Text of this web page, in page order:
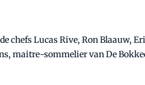
Lucas Rive, Ron Blaauw,
maitre-sommelier van De